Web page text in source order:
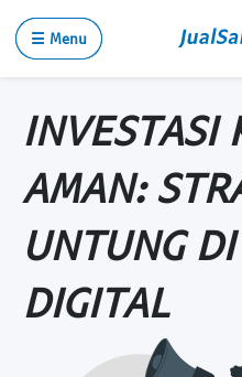
☰ Menu
INVESTASI
AMAN:
UNTUNG
DIGITAL